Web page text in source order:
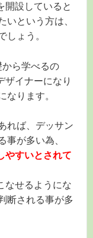
開設していると
いという方は、
しょう。
から学べるの
ザイナーになり
なります。
れば、デッサン
事が多い為、
やすいとされて
なせるようにな
断される事が多